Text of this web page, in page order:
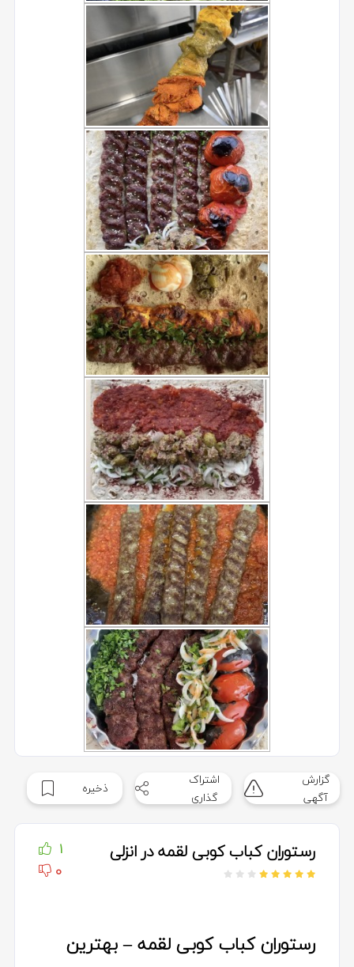
گزارش
آگهی
اشتراک
گذاری
ذخیره
رستوران کباب کوبی لقمه در انزلی
1
0
رستوران کباب کوبی لقمه – بهترین